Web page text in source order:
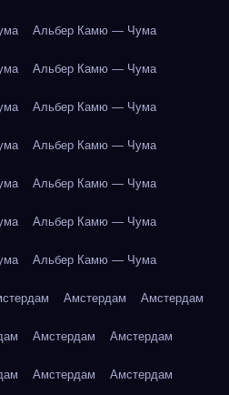
Альбер Камю — Чума
Альбер Камю — Чума
Альбер Камю — Чума
Альбер Камю — Чума
Альбер Камю — Чума
Альбер Камю — Чума
Альбер Камю — Чума
Амстердам Амстердам
Амстердам Амстердам
Амстердам Амстердам